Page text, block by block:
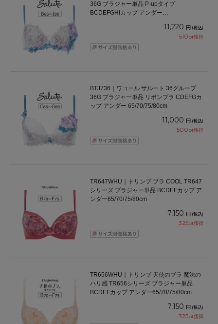
36G ブラジャー単品 P-upタイプ
BCDEFGHIカップ アンダー
11,220 円 (税込)
510pt獲得
BTJ736｜ワコール サルート 36グループ
36G ブラジャー単品 リボンブラ CDEFGカ
ップ アンダー 65/70/75/80cm
11,000 円 (税込)
500pt獲得
TR647WHU｜トリンプ ブラ COOL TR647
シリーズ ブラジャー単品 BCDEFカップ ア
ンダー65/70/75/80cm
7,150 円 (税込)
325pt獲得
TR656WHU｜トリンプ 天使のブラ 魔法の
ハリ感 TR656シリーズ ブラジャー単品
BCDEFカップ アンダー65/70/75/80cm
7,150 円 (税込)
325pt獲得